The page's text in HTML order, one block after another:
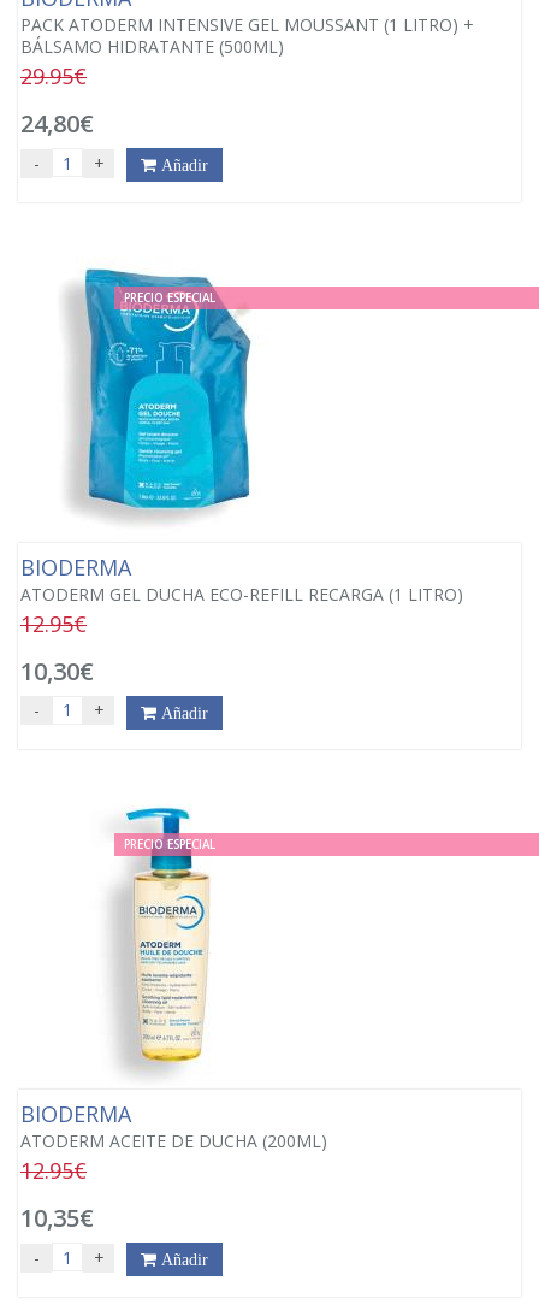
PACK ATODERM INTENSIVE GEL MOUSSANT (1 LITRO) +
BÁLSAMO HIDRATANTE (500ML)
29.95€
24,80€
- + Añadir
PRECIO ESPECIAL
BIODERMA
ATODERM GEL DUCHA ECO-REFILL RECARGA (1 LITRO)
12.95€
10,30€
- + Añadir
PRECIO ESPECIAL
BIODERMA
ATODERM ACEITE DE DUCHA (200ML)
12.95€
10,35€
- + Añadir